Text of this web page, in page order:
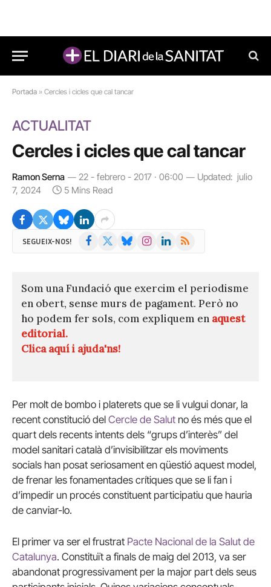
Portada » Cercles i cicles que cal tancar
ACTUALITAT
Cercles i cicles que cal tancar
Ramon Serna 22 - febrero - 2017 · 06:00 Updated: julio
7, 2024
5 Mins Read
SEGUEIX-NOS! Facebook BlueskyInstagramLinkedIn
RSS
Som una Fundació que exercim el periodisme
en obert, sense murs de pagament. Però no
ho podem fer sols, com expliquem en aquest
editorial.
Clica aquí i ajuda'ns!
Per molt de bombo i platerets que se li vulgui donar, la
recent constitució del Cercle de Salut no és més que el
quart dels recents intents dels “grups d’interès” del
model sanitari català d’invisibilitzar els moviments
socials han posat seriosament en qüestió aquest model,
de frenar les fonamentades crítiques que se li fan i
d’impedir un procés constituent participatiu que hauria
de canviar-lo.
El primer va ser el frustrat Pacte Nacional de la Salut de
Catalunya. Constituït a finals de maig del 2013, va ser
abandonat progressivament per la major part dels seus